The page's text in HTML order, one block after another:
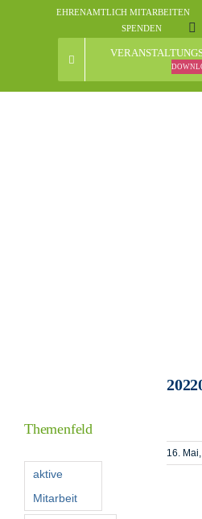
EHRENAMTLICH MITARBEITEN
SPENDEN
16.
Themenfeld
aktive
Mitarbeit